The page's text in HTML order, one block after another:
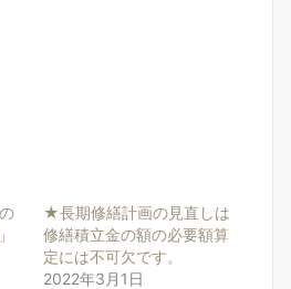
★長期修繕計画の見直しは
修繕積立金の額の必要額算
定には不可欠です。
2022年3月1日